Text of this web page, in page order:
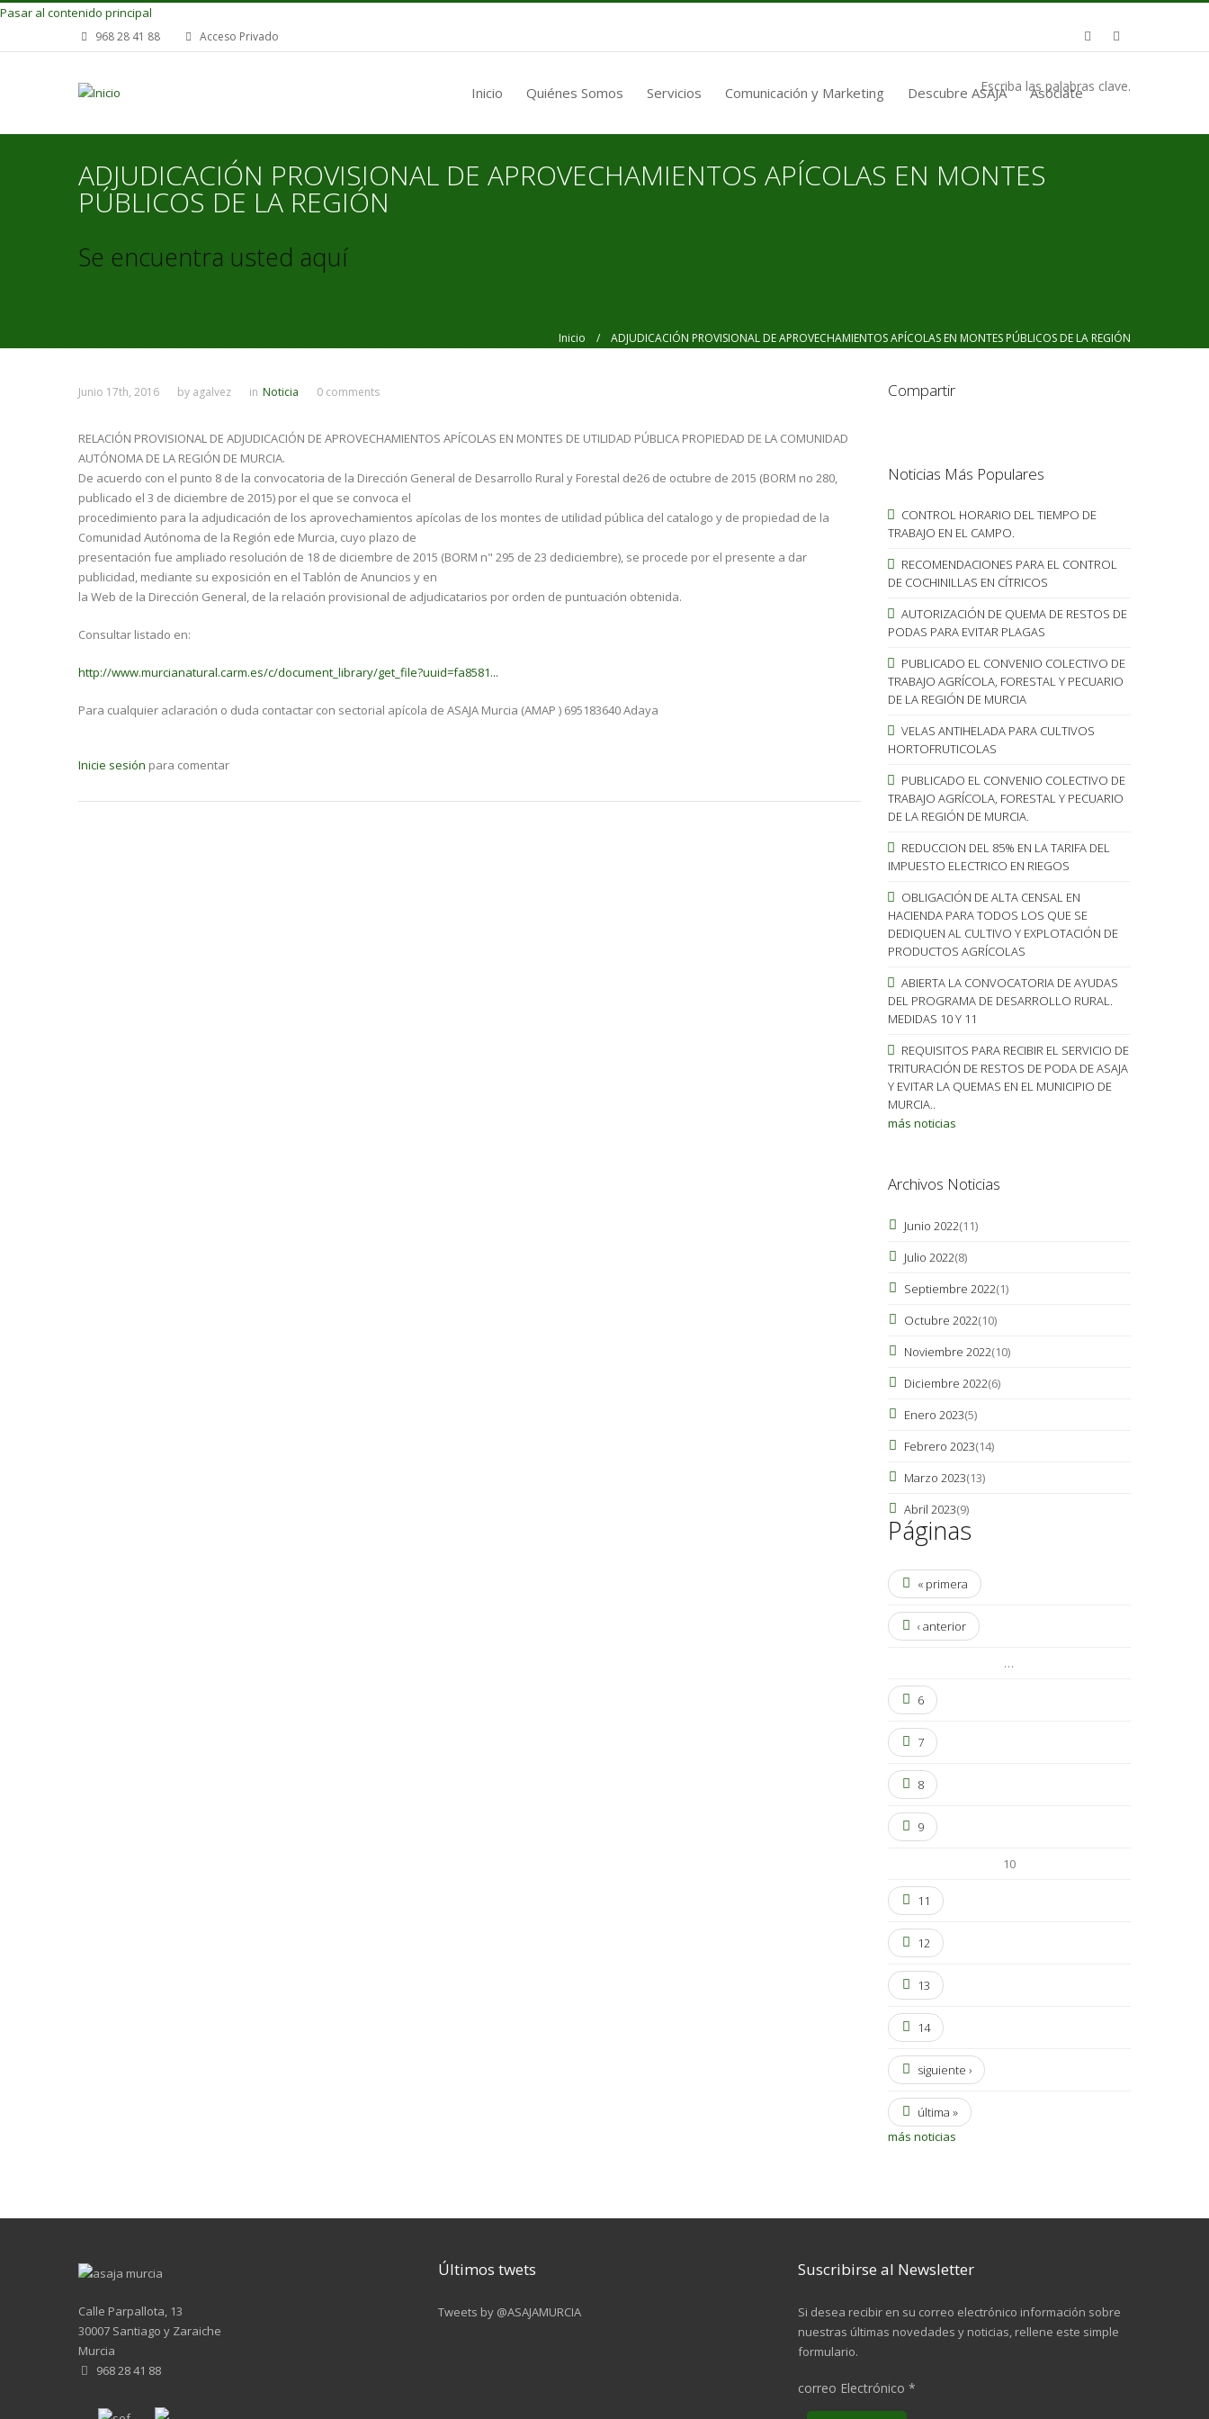
Pasar al contenido principal
968 28 41 88 Acceso Privado
Inicio Quiénes Somos Servicios Comunicación y Marketing Descubre ASAJA Asóciate
Escriba las palabras clave.
ADJUDICACIÓN PROVISIONAL DE APROVECHAMIENTOS APÍCOLAS EN MONTES
PÚBLICOS DE LA REGIÓN
Se encuentra usted aquí
Inicio / ADJUDICACIÓN PROVISIONAL DE APROVECHAMIENTOS APÍCOLAS EN MONTES PÚBLICOS DE LA REGIÓN
Junio 17th, 2016 by agalvez in Noticia 0 comments
RELACIÓN PROVISIONAL DE ADJUDICACIÓN DE APROVECHAMIENTOS APÍCOLAS EN MONTES DE UTILIDAD PÚBLICA PROPIEDAD DE LA COMUNIDAD
AUTÓNOMA DE LA REGIÓN DE MURCIA.
De acuerdo con el punto 8 de la convocatoria de la Dirección General de Desarrollo Rural y Forestal de26 de octubre de 2015 (BORM no 280,
publicado el 3 de diciembre de 2015) por el que se convoca el
procedimiento para la adjudicación de los aprovechamientos apícolas de los montes de utilidad pública del catalogo y de propiedad de la
Comunidad Autónoma de la Región ede Murcia, cuyo plazo de
presentación fue ampliado resolución de 18 de diciembre de 2015 (BORM n" 295 de 23 dediciembre), se procede por el presente a dar
publicidad, mediante su exposición en el Tablón de Anuncios y en
la Web de la Dirección General, de la relación provisional de adjudicatarios por orden de puntuación obtenida.
Consultar listado en:
http://www.murcianatural.carm.es/c/document_library/get_file?uuid=fa8581...
Para cualquier aclaración o duda contactar con sectorial apícola de ASAJA Murcia (AMAP ) 695183640 Adaya
Inicie sesión para comentar
Compartir
Noticias Más Populares
CONTROL HORARIO DEL TIEMPO DE
TRABAJO EN EL CAMPO.
RECOMENDACIONES PARA EL CONTROL
DE COCHINILLAS EN CÍTRICOS
AUTORIZACIÓN DE QUEMA DE RESTOS DE
PODAS PARA EVITAR PLAGAS
PUBLICADO EL CONVENIO COLECTIVO DE
TRABAJO AGRÍCOLA, FORESTAL Y PECUARIO
DE LA REGIÓN DE MURCIA
VELAS ANTIHELADA PARA CULTIVOS
HORTOFRUTICOLAS
PUBLICADO EL CONVENIO COLECTIVO DE
TRABAJO AGRÍCOLA, FORESTAL Y PECUARIO
DE LA REGIÓN DE MURCIA.
REDUCCION DEL 85% EN LA TARIFA DEL
IMPUESTO ELECTRICO EN RIEGOS
OBLIGACIÓN DE ALTA CENSAL EN
HACIENDA PARA TODOS LOS QUE SE
DEDIQUEN AL CULTIVO Y EXPLOTACIÓN DE
PRODUCTOS AGRÍCOLAS
ABIERTA LA CONVOCATORIA DE AYUDAS
DEL PROGRAMA DE DESARROLLO RURAL.
MEDIDAS 10 Y 11
REQUISITOS PARA RECIBIR EL SERVICIO DE
TRITURACIÓN DE RESTOS DE PODA DE ASAJA
Y EVITAR LA QUEMAS EN EL MUNICIPIO DE
MURCIA..
más noticias
Archivos Noticias
Junio 2022(11)
Julio 2022(8)
Septiembre 2022(1)
Octubre 2022(10)
Noviembre 2022(10)
Diciembre 2022(6)
Enero 2023(5)
Febrero 2023(14)
Marzo 2023(13)
Abril 2023(9)
Páginas
« primera
‹ anterior
…
6
7
8
9
10
11
12
13
14
siguiente ›
última »
más noticias
Calle Parpallota, 13
30007 Santiago y Zaraiche
Murcia
968 28 41 88
Últimos twets
Tweets by @ASAJAMURCIA
Suscribirse al Newsletter
Si desea recibir en su correo electrónico información sobre
nuestras últimas novedades y noticias, rellene este simple
formulario.
correo Electrónico *